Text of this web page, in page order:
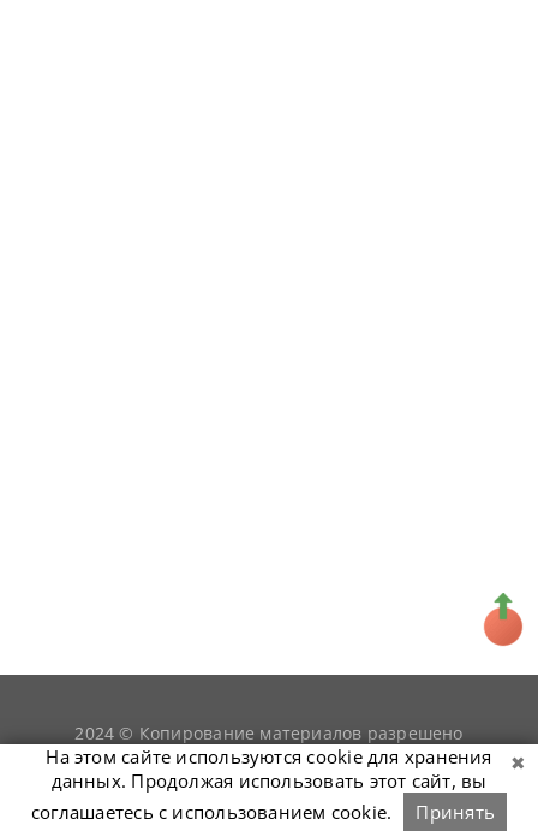
2024 © Копирование материалов разрешено
только при условии гиперссылки наsnookerist.ru
На этом сайте используются cookie для хранения
данных. Продолжая использовать этот сайт, вы
соглашаетесь с использованием cookie.
Принять